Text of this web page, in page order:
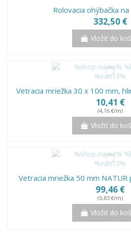
Rolovacia ohýbačka
332,50 €
Vložiť do
Vetracia mriežka 30 x 100 mm,
10,41 €
(4,16 €/m)
Vložiť do
Vetracia mriežka 50 mm
99,46 €
(0,83 €/m)
Vložiť do